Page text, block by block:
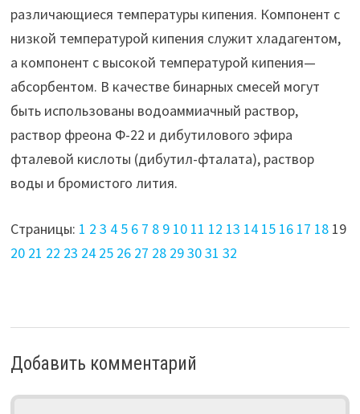
различающиеся температуры кипения. Компонент с
низкой температурой кипения служит хладагентом,
а компонент с высокой температурой кипения—
абсорбентом. В качестве бинарных смесей могут
быть использованы водоаммиачный раствор,
раствор фреона Ф-22 и дибутилового эфира
фталевой кислоты (дибутил-фталата), раствор
воды и бромистого лития.
Страницы: 1 2 3 4 5 6 7 8 9 10 11 12 13 14 15 16 17 18 19
20 21 22 23 24 25 26 27 28 293031 32
Добавить комментарий